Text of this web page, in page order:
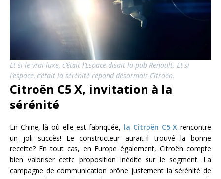
Et si le vrai luxe, c’était l’Espace disait la pub Renault. Et si
l’espace, c’était la sérénité répond désormais Citroën.
Citroën C5 X, invitation à la
sérénité
En Chine, là où elle est fabriquée, la Citroën C5 X rencontre
un joli succès! Le constructeur aurait-il trouvé la bonne
recette? En tout cas, en Europe également, Citroën compte
bien valoriser cette proposition inédite sur le segment. La
campagne de communication prône justement la sérénité de